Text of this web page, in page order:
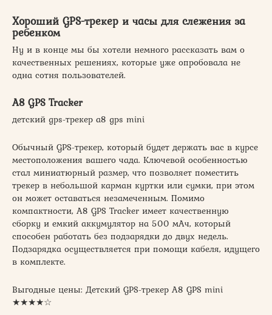
Хороший GPS-трекер и часы для слежения за
ребенком
Ну и в конце мы бы хотели немного рассказать вам о
качественных решениях, которые уже опробовала не
одна сотня пользователей.
A8 GPS Tracker
детский gps-трекер a8 gps mini
Обычный GPS-трекер, который будет держать вас в курсе
местоположения вашего чада. Ключевой особенностью
стал миниатюрный размер, что позволяет поместить
трекер в небольшой карман куртки или сумки, при этом
он может оставаться незамеченным. Помимо
компактности, A8 GPS Tracker имеет качественную
сборку и емкий аккумулятор на 500 мАч, который
способен работать без подзарядки до двух недель.
Подзарядка осуществляется при помощи кабеля, идущего
в комплекте.
Выгодные цены: Детский GPS-трекер A8 GPS mini
★★★★☆